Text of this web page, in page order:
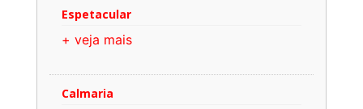
Espetacular
+ veja mais
Calmaria